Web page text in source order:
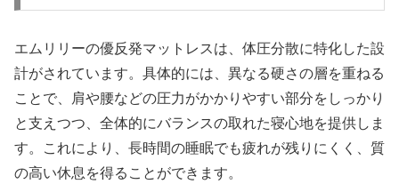
エムリリーの優反発マットレスは、体圧分散に特化した設
計がされています。具体的には、異なる硬さの層を重ねる
ことで、肩や腰などの圧力がかかりやすい部分をしっかり
と支えつつ、全体的にバランスの取れた寝心地を提供しま
す。これにより、長時間の睡眠でも疲れが残りにくく、質
の高い休息を得ることができます。